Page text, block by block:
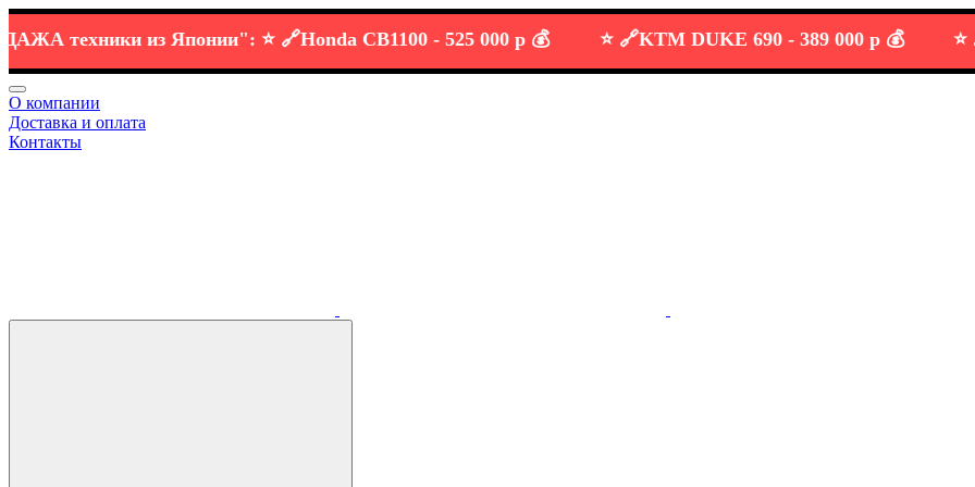
техникииз Японии": ⭐️ 🔗Honda CB1100 -525 000 р 💰 KTM DUKE 690 - 389 000 р 💰
О компании
Доставка и оплата
Контакты